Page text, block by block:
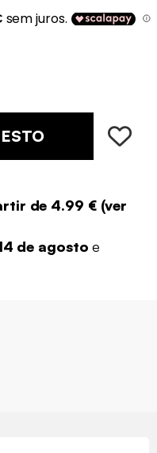
de 4.99 €(ver
de agostoe